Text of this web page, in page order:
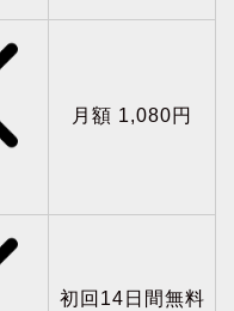
月額 1,080円
初回14日間無料